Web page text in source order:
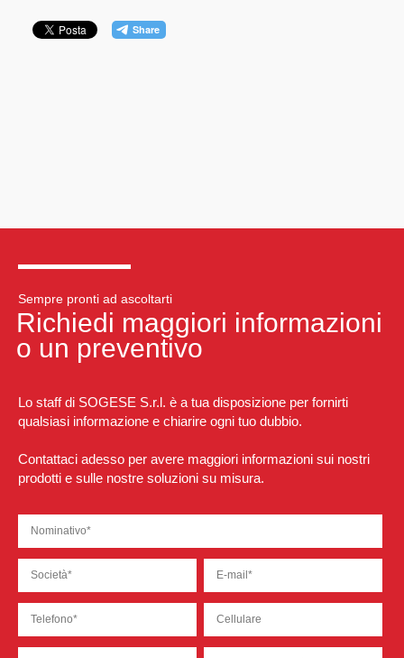
Sempre pronti ad ascoltarti
Richiedi maggiori informazioni
o un preventivo
Lo staff di SOGESE S.r.l. è a tua disposizione per fornirti
qualsiasi informazione e chiarire ogni tuo dubbio.
Contattaci adesso per avere maggiori informazioni sui nostri
prodotti e sulle nostre soluzioni su misura.